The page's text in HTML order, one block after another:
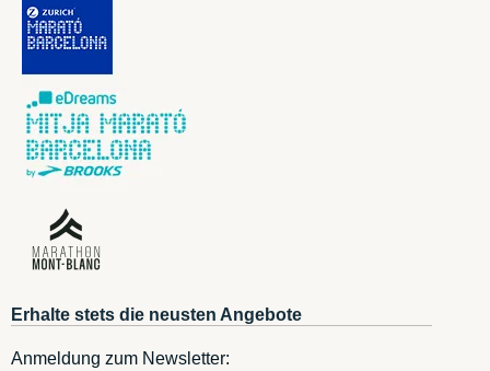
Erhalte stets die neusten Angebote
Anmeldung zum Newsletter: